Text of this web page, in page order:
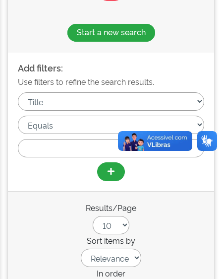
Start a new search
Add filters:
Use filters to refine the search results.
Results/Page
Sort items by
In order